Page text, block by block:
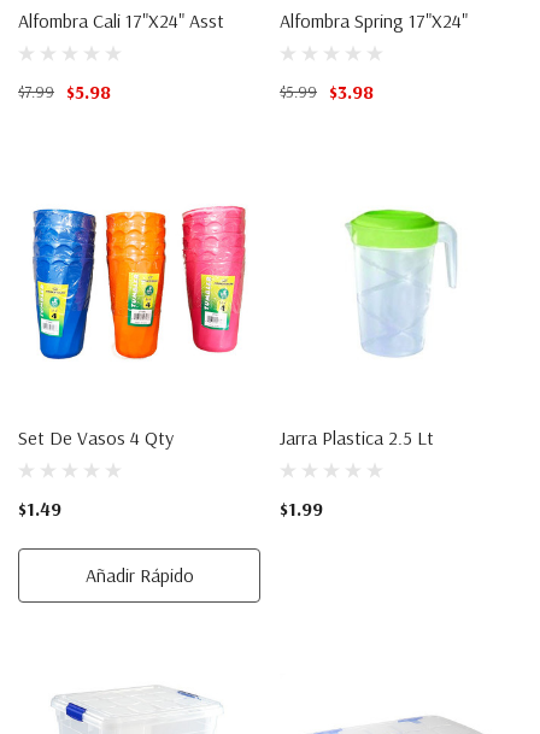
Alfombra Cali 17"X24" Asst
$7.99 $5.98
Alfombra Spring 17"x24"
$5.99 $3.98
Set De Vasos 4 Qty
$1.49
Añadir Rápido
Jarra Plastica 2.5 Lt
$1.99